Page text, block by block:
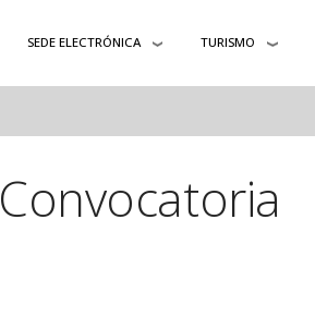
SEDE ELECTRÓNICA TURISMO
Convocatoria